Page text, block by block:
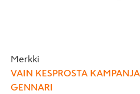
Merkki
VAIN KESPROSTA KAMPANJA
GENNARI